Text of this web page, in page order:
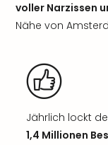
voller Narzissen
Nähe von
Jährlich lockt
1,4 Millionen